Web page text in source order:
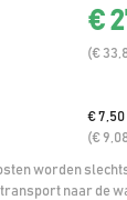
€
(€
€
(€
worden
naar de